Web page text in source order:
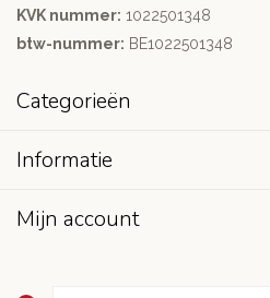
KVK nummer: 1022501348
btw-nummer: BE1022501348
Categorieën
Informatie
Mijn account